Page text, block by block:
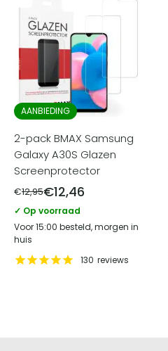
AANBIEDING
2-pack BMAX Samsung
Galaxy A30S Glazen
Screenprotector
€12,95€12,46
✓ Op voorraad
Voor 15:00 besteld, morgen in
huis
130 reviews